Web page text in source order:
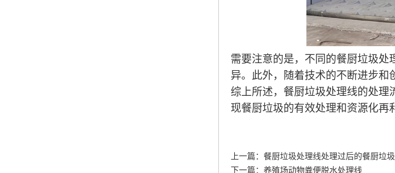
需要注意的是，不同的餐厨垃圾
异。此外，随着技术的不断进步和
综上所述，餐厨垃圾处理线的处理
现餐厨垃圾的有效处理和资源化再
上一篇： 餐厨垃圾处理线处理过后的餐厨垃圾
下一篇： 养殖场动物粪便脱水处理线​